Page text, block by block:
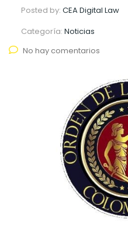
Posted by: CEA Digital Law
Categoría: Noticias
No hay comentarios